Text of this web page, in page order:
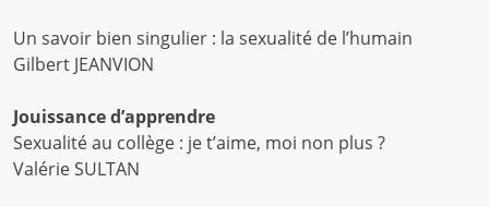
Un savoir bien singulier : la sexualité de l’humain
Gilbert JEANVION
Jouissance d’apprendre
Sexualité au collège : je t’aime, moi non plus ?
Valérie SULTAN